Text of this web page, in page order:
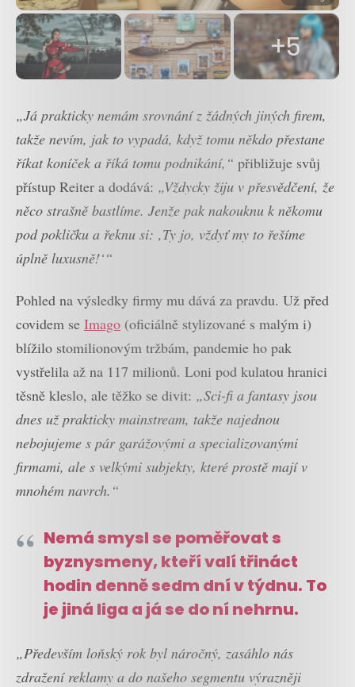
+5
„Já prakticky nemám srovnání z žádných jiných firem,
takže nevím, jak to vypadá, když tomu někdo přestane
říkat koníček a říká tomu podnikání,“ přibližuje svůj
přístup Reiter a dodává: „Vždycky žiju v přesvědčení, že
něco strašně bastlíme. Jenže pak nakouknu k někomu
pod pokličku a řeknu si: ‚Ty jo, vždyť my to řešíme
úplně luxusně!‘“
Pohled na výsledky firmy mu dává za pravdu. Už před
covidem se Imago (oficiálně stylizované s malým i)
blížilo stomilionovým tržbám, pandemie ho pak
vystřelila až na 117 milionů. Loni pod kulatou hranici
těsně kleslo, ale těžko se divit: „Sci-fi a fantasy jsou
dnes už prakticky mainstream, takže najednou
nebojujeme s pár garážovými a specializovanými
firmami, ale s velkými subjekty, které prostě mají v
mnohém navrch.“
Nemá smysl se poměřovat s
byznysmeny, kteří valí třináct
hodin denně sedm dní v týdnu. To
je jiná liga a já se do ní nehrnu.
„Především loňský rok byl náročný, zasáhlo nás
zdražení reklamy a do našeho segmentu výrazněji